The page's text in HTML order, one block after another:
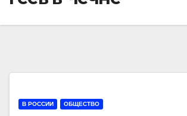
В РОССИИ ОБЩЕСТВО